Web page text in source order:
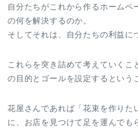
自分たちがこれから作るホームペ
の何を解決するのか。
そしてそれは、自分たちの利益に
これらを突き詰めて考えていくこ
の目的とゴールを設定するという
花屋さんであれば「花束を作りた
に、お店を見つけて足を運んでも